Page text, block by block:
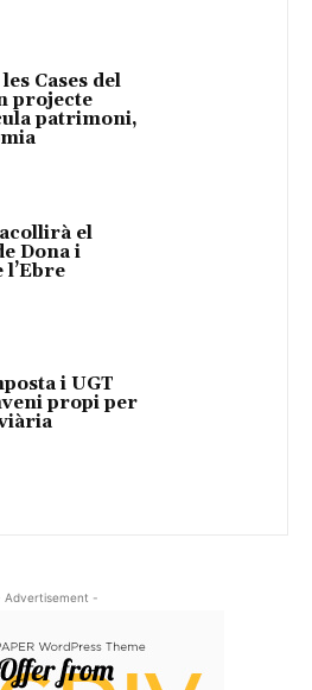
Cases del
projecte
patrimoni,
el
Dona i
l’Ebre
i UGT
propi per
Advertisement -